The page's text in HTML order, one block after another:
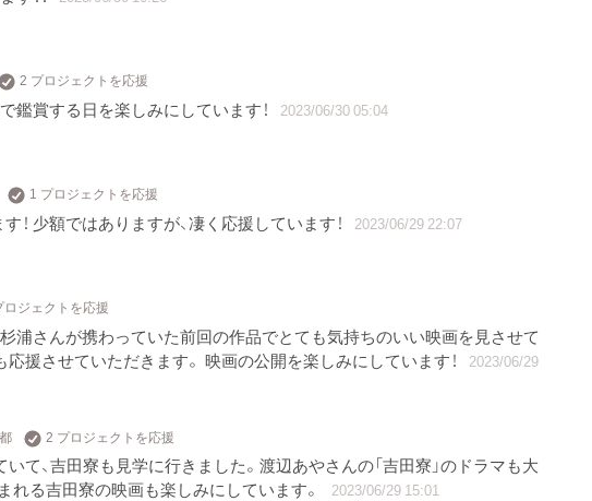
2 プロジェクトを応援
鑑賞する日を楽しみにしています！ 2023/06/30 05:04
1 プロジェクトを応援
！ 少額ではありますが、凄く応援しています！ 2023/06/29 22:07
ロジェクトを応援
浦さんが携わっていた前回の作品でとても気持ちのいい映画を見させて
応援させていただきます。 映画の公開を楽しみにしています！
2023/06/29
2 プロジェクトを応援
いて、吉田寮も見学に行きました。渡辺あやさんの「吉田寮」のドラマも大
れる吉田寮の映画も楽しみにしています。
2023/06/29 15:01